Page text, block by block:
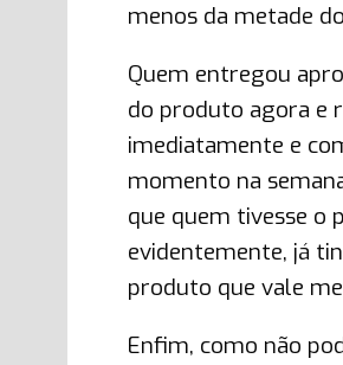
menos da metade
Quem entregou
do produto agora e
imediatamente e
momento na
que quem tivesse o
evidentemente, já
produto que vale
Enfim, como não